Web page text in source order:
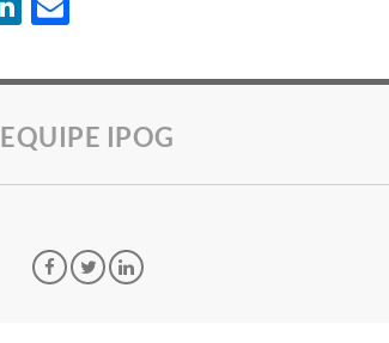
EQUIPE IPOG